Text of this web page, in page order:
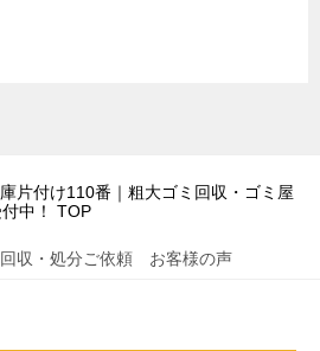
片付け110番｜粗大ゴミ回収・ゴミ屋
中！
TOP
回収・処分ご依頼 お客様の声